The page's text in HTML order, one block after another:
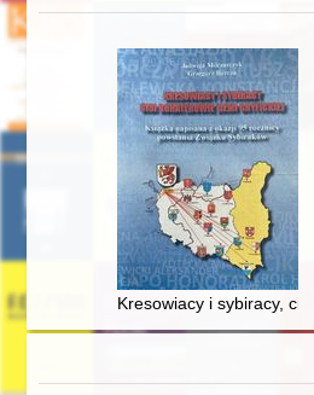
Kresowiacy i sybiracy,